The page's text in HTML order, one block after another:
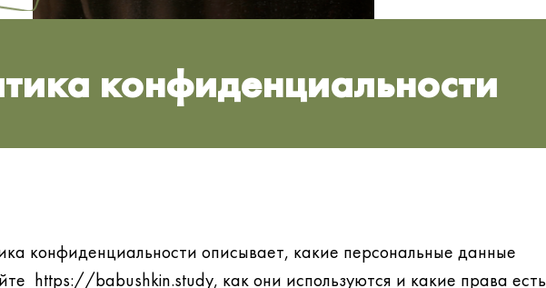
конфиденциальности
конфиденциальности описывает, какие персональные данные
https://babushkin.study, как они используются и какие права есть